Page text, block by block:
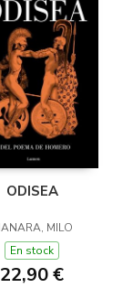
ODISEA
MILO
En stock
22,90 €